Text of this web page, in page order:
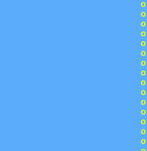
o
o
o
o
o
o
o
o
o
o
o
o
o
o
o